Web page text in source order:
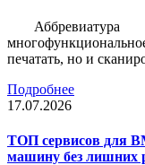
печатать, но и
Подробнее
17.07.2026
ТОП сервисов для
машину без лишних